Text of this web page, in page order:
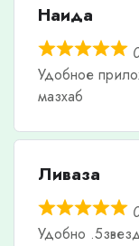
Наида
Удобное
мазхаб
Ливаза
Удобно